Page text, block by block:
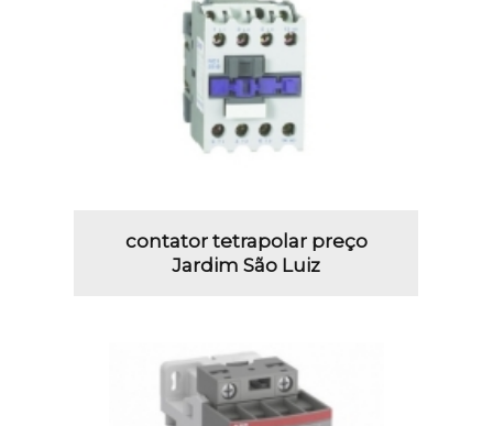
contator tetrapolar preço
Jardim São Luiz